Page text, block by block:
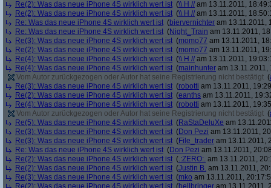
Re(2): Was das neue iPhone 4S wirklich wert ist (\\ H // am 13.11.2011,
Re(2): Was das neue iPhone 4S wirklich wert ist (\\ H // am 13.11.2011,
Re: Was das neue iPhone 4S wirklich wert ist (biervernichter am 13.11.2011,
Re: Was das neue iPhone 4S wirklich wert ist (Night_Train am 13.11.2011,
Re(3): Was das neue iPhone 4S wirklich wert ist (momo77 am 13.11.2011,
Re(2): Was das neue iPhone 4S wirklich wert ist (momo77 am 13.11.2011,
Re(4): Was das neue iPhone 4S wirklich wert ist (\\ H // am 13.11.2011,
Re(4): Was das neue iPhone 4S wirklich wert ist (mainhunter am 13.11.2011,
Vom Autor zurückgezogen oder Autor hat seine Registrierung nicht bestätigt (
Re(3): Was das neue iPhone 4S wirklich wert ist (robotti am 13.11.2011,
Re(2): Was das neue iPhone 4S wirklich wert ist (eanths am 13.11.2011,
Re(4): Was das neue iPhone 4S wirklich wert ist (robotti am 13.11.2011,
Vom Autor zurückgezogen oder Autor hat seine Registrierung nicht bestätigt (
Re(5): Was das neue iPhone 4S wirklich wert ist (RaStaDeluXe am
Re(3): Was das neue iPhone 4S wirklich wert ist (Don Pezi am 13.11.2011,
Re(3): Was das neue iPhone 4S wirklich wert ist (File_trader am 13.11.2011,
Re: Was das neue iPhone 4S wirklich wert ist (Don Pezi am 13.11.2011,
Re(2): Was das neue iPhone 4S wirklich wert ist (.:ZERO:. am 13.11.2011,
Re(2): Was das neue iPhone 4S wirklich wert ist (Justin B. am 13.11.2011,
Re(3): Was das neue iPhone 4S wirklich wert ist (mko am 13.11.2011,
Re(2): Was das neue iPhone 4S wirklich wert ist (hellbringer am 13.11.2011,